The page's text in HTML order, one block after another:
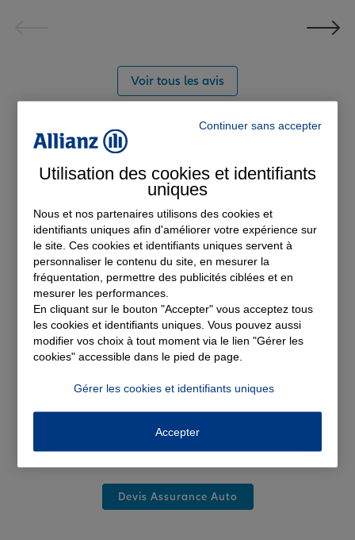
Voir tous les avis
Découvrez nos
solutions d'assurance
Assurance auto
Devis Assurance Auto
Continuer sans accepter
Utilisation des cookies et identifiants
uniques
Nous et nos partenaires utilisons des cookies et
identifiants uniques afin d'améliorer votre expérience sur
le site. Ces cookies et identifiants uniques servent à
personnaliser le contenu du site, en mesurer la
fréquentation, permettre des publicités ciblées et en
mesurer les performances.
En cliquant sur le bouton "Accepter" vous acceptez tous
les cookies et identifiants uniques. Vous pouvez aussi
modifier vos choix à tout moment via le lien "Gérer les
cookies" accessible dans le pied de page.
Gérer les cookies et identifiants uniques
Accepter